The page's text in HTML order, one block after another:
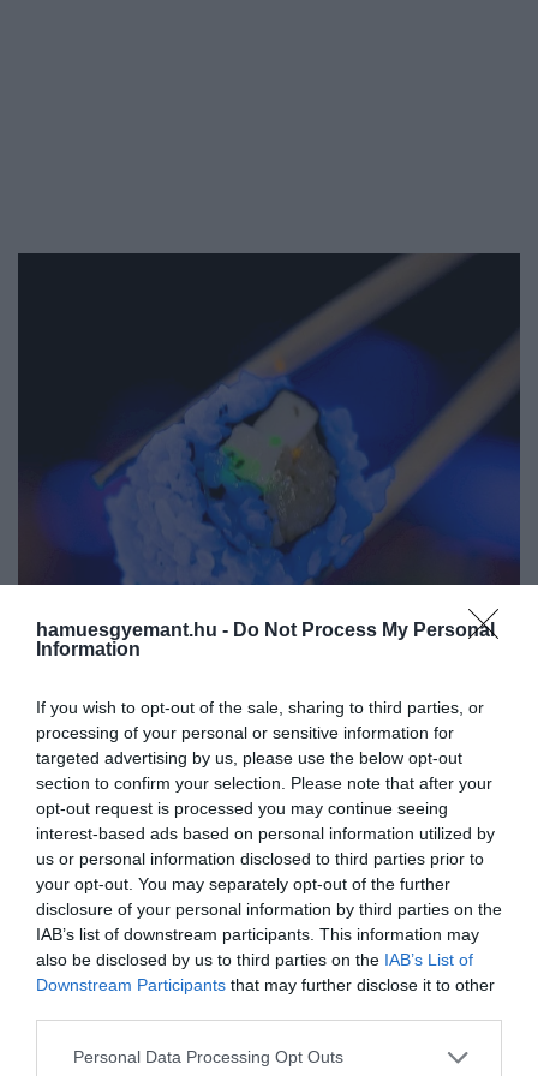
hamuesgyemant.hu - Do Not Process My Personal
Information
If you wish to opt-out of the sale, sharing to third parties, or
processing of your personal or sensitive information for
targeted advertising by us, please use the below opt-out
section to confirm your selection. Please note that after your
opt-out request is processed you may continue seeing
interest-based ads based on personal information utilized by
us or personal information disclosed to third parties prior to
your opt-out. You may separately opt-out of the further
disclosure of your personal information by third parties on the
IAB’s list of downstream participants. This information may
also be disclosed by us to third parties on the IAB’s List of
Downstream Participants that may further disclose it to other
Please note that this website/app uses one or more Google
Personal Data Processing Opt Outs
A Bompas & Parr designstúdió egy pop-
up bárt hozott létre, amely sötétben
világító sushit és koktélokat kínál Abu
Dhabiban.
2024. JANUÁR 15. ● HAMU ÉS GYÉMÁNT
Ebben a bárban sötétben
világító szusikat kóstolhatunk
HAMU ÉS GYÉMÁNT